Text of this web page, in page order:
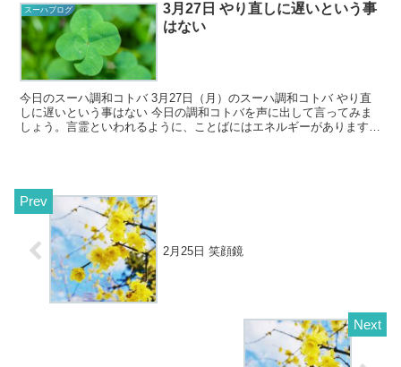
スーハブログ
3月27日 やり直しに遅いという事
はない
今日のスーハ調和コトバ 3月27日（月）のスーハ調和コトバ やり直
しに遅いという事はない 今日の調和コトバを声に出して言ってみま
しょう。言霊といわれるように、ことばにはエネルギーがあります。
2月25日 笑顔鏡